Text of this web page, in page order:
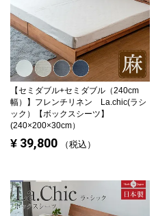
【セミダブル+セミダブル（240cm
幅）】 フレンチリネン La.chic(ラシ
ック）【ボックスシーツ】
(240×200×30cm）
¥ 39,800 税込